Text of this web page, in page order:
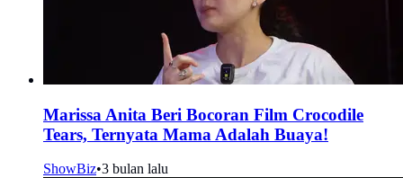
Marissa Anita Beri Bocoran Film Crocodile
Tears, Ternyata Mama Adalah Buaya!
ShowBiz•3 bulan lalu